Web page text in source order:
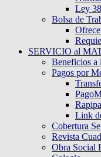
Ley
Bolsa de
SERVICIO al
Beneficios a
Pagos por
Link
Cobertura
Revista
Obra Social